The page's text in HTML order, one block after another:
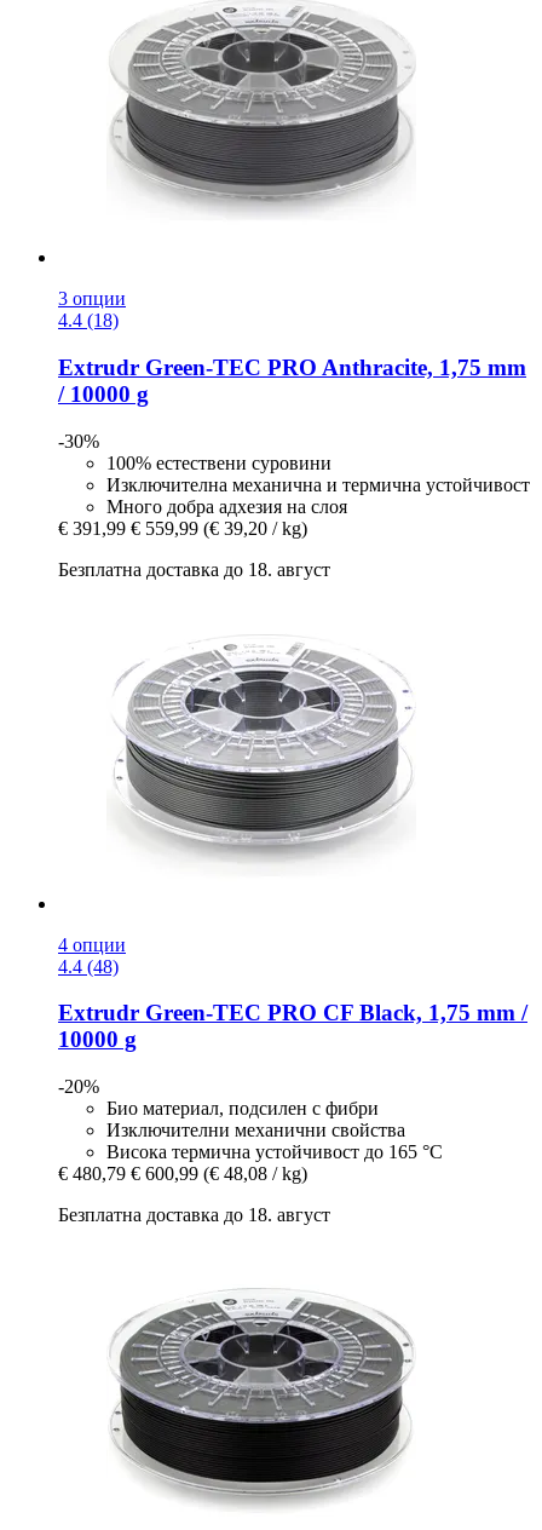
3 опции
4.4 (18)
Extrudr Green-​TEC PRO Anthracite, 1,75 mm
/ 10000 g
-30%
100% естествени суровини
Изключителна механична и термична устойчивост
Много добра адхезия на слоя
€ 391,99 € 559,99 (€ 39,20 / kg)
Безплатна доставка до 18. август
4 опции
4.4 (48)
Extrudr Green-​TEC PRO CF Black, 1,75 mm /
10000 g
-20%
Био материал, подсилен с фибри
Изключителни механични свойства
Висока термична устойчивост до 165 °C
€ 480,79 € 600,99 (€ 48,08 / kg)
Безплатна доставка до 18. август